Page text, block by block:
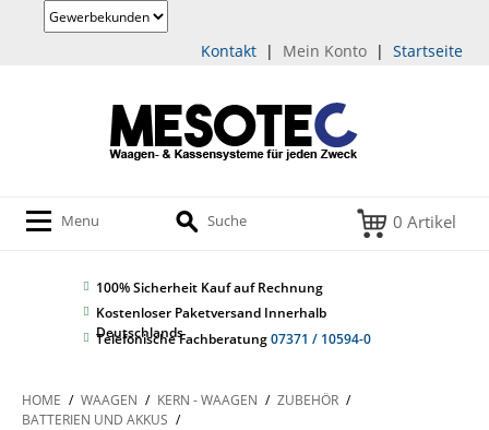
Startseite
|
Mein Konto
|
Kontakt
Menu Suche 0 Artikel
100% Sicherheit Kauf auf Rechnung
Kostenloser Paketversand Innerhalb
Deutschlands
Telefonische Fachberatung07371 / 10594-0
HOME / WAAGEN / KERN - WAAGEN / ZUBEHÖR /
BATTERIEN UND AKKUS /